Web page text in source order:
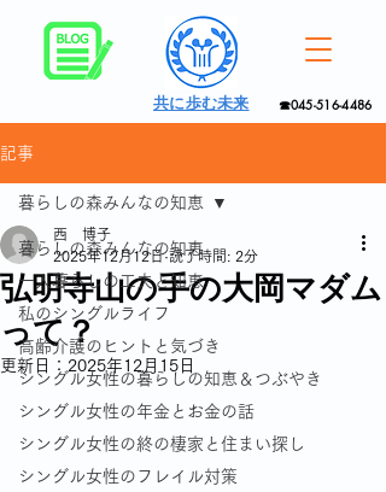
☎045-516-4486
共に歩む未来
記事
暮らしの森みんなの知恵
一人暮らしの工夫と知恵
私のシングルライフ
高齢介護のヒントと気づき
シングル女性の暮らしの知恵＆つぶやき
シングル女性の年金とお金の話
シングル女性の終の棲家と住まい探し
シングル女性のフレイル対策
暮らしの森みんなの知恵
弘明寺山の手の大岡マダム
って？
西 博子
2025年12月12日 読了時間: 2分
更新日： 2025年12月15日